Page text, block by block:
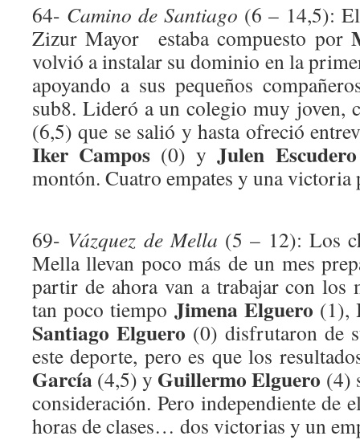
64- Camino de Santiago (6 – 14,5):
Zizur Mayor estaba compuesto por
volvió a instalar su dominio en la
apoyando a sus pequeños
sub8. Lideró a un colegio muy joven,
(6,5) que se salió y hasta ofreció
Iker Campos (0) yJulen Escudero
montón. Cuatro empates y una
69- Vázquez de Mella (5 – 12): Los
Mella llevan poco más de un mes
partir de ahora van a trabajar con los
tan poco tiempo Jimena Elguero (1),
Santiago Elguero (0) disfrutaron de
este deporte, pero es que los
García (4,5) y Guillermo Elguero (4)
consideración. Pero independiente de
horas de clases… dos victorias y un